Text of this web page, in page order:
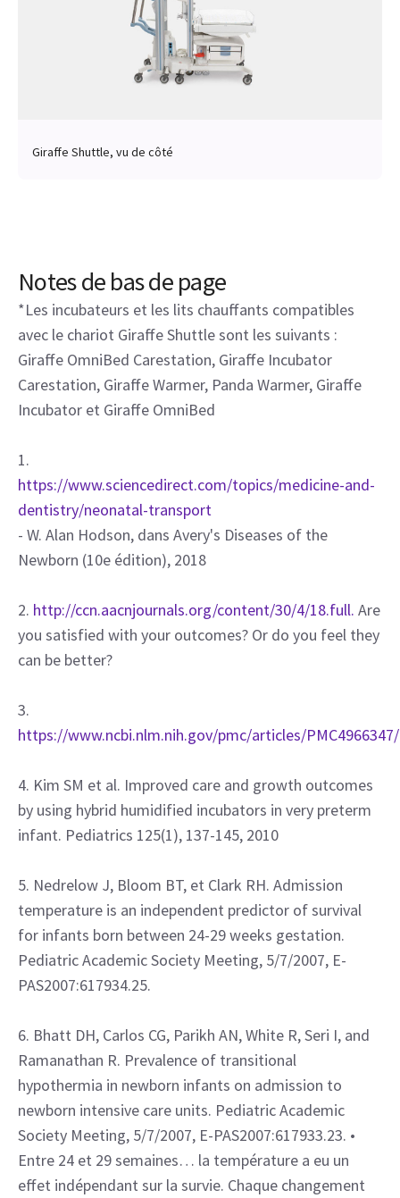
Giraffe Shuttle, vu de côté
Notes de bas de page
*Les incubateurs et les lits chauffants compatibles
avec le chariot Giraffe Shuttle sont les suivants :
Giraffe OmniBed Carestation, Giraffe Incubator
Carestation, Giraffe Warmer, Panda Warmer, Giraffe
Incubator et Giraffe OmniBed
1.
https://www.sciencedirect.com/topics/medicine-and-
dentistry/neonatal-transport
- W. Alan Hodson, dans Avery's Diseases of the
Newborn (10e édition), 2018
2. http://ccn.aacnjournals.org/content/30/4/18.full. Are
you satisfied with your outcomes? Or do you feel they
can be better?
3.
https://www.ncbi.nlm.nih.gov/pmc/articles/PMC4966347/
4. Kim SM et al. Improved care and growth outcomes
by using hybrid humidified incubators in very preterm
infant. Pediatrics 125(1), 137-145, 2010
5. Nedrelow J, Bloom BT, et Clark RH. Admission
temperature is an independent predictor of survival
for infants born between 24-29 weeks gestation.
Pediatric Academic Society Meeting, 5/7/2007, E-
PAS2007:617934.25.
6. Bhatt DH, Carlos CG, Parikh AN, White R, Seri I, and
Ramanathan R. Prevalence of transitional
hypothermia in newborn infants on admission to
newborn intensive care units. Pediatric Academic
Society Meeting, 5/7/2007, E-PAS2007:617933.23. •
Entre 24 et 29 semaines… la température a eu un
effet indépendant sur la survie. Chaque changement